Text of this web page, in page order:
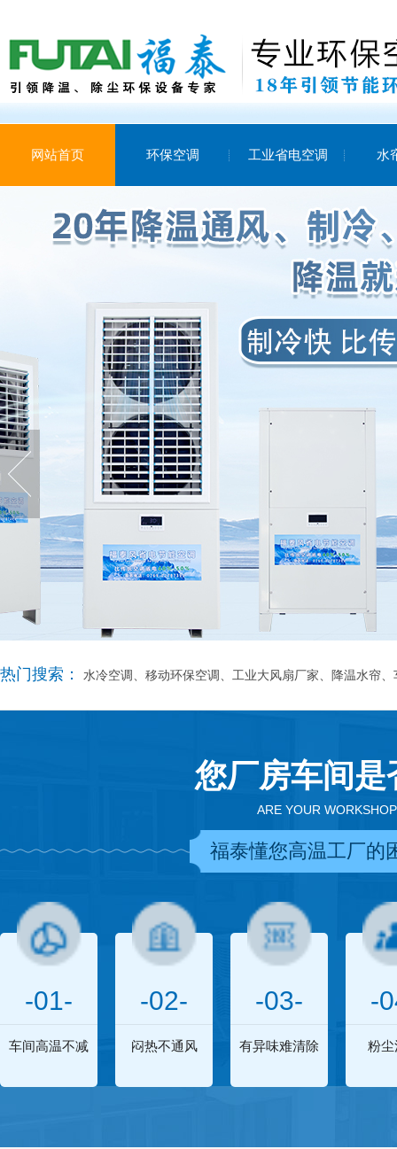
网站首页 环保空调 工业省电空调 水
热门搜索： 水冷空调、移动环保空调、工业大风扇厂家、降温水帘
您厂房车间
ARE YOUR
福泰懂您高温工厂的
-01-
车间高温不减
-02-
闷热不通风
-03-
有异味难清除
-
粉尘